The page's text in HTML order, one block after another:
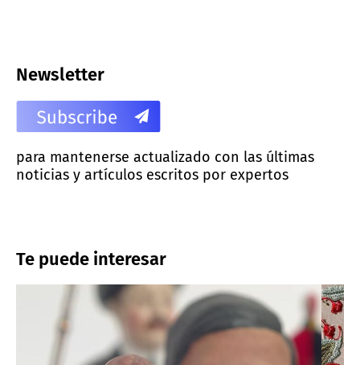
Newsletter
para mantenerse actualizado con las últimas
noticias y artículos escritos por expertos
Te puede interesar